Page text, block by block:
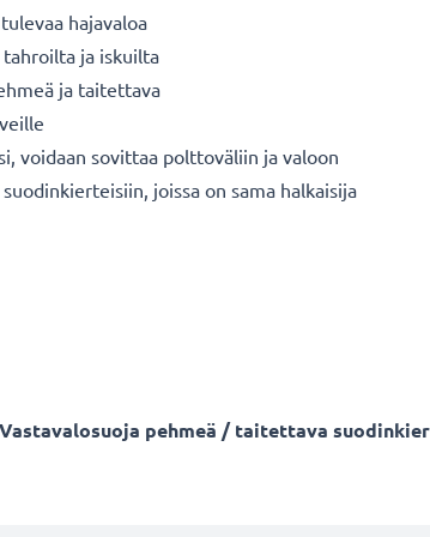
hajavaloa
ja iskuilta
ja taitettava
voidaan sovittaa polttoväliin ja valoon
joissa on sama halkaisija
pehmeä / taitettava